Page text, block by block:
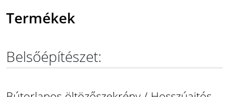
Termékek
Belsőépítészet: